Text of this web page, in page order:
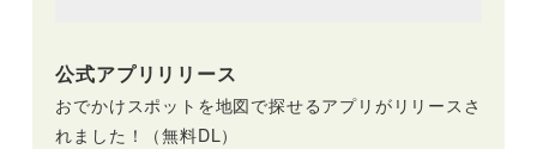
公式アプリリリース
おでかけスポットを地図で探せるアプリがリリースさ
れました！（無料DL）